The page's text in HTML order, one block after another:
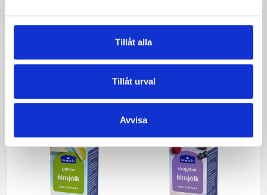
Tillåt alla
Tillåt urval
Avvisa
Mellanmjölk
Jordgubbsfil 2,7%